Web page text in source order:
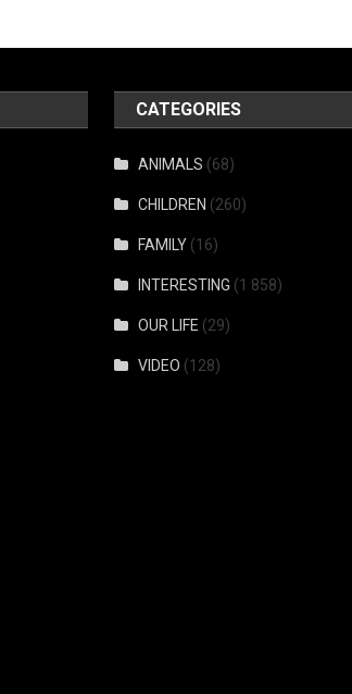
CATEGORIES
ANIMALS (68)
CHILDREN (260)
FAMILY (16)
INTERESTING (1 858)
OUR LIFE (29)
VIDEO (128)